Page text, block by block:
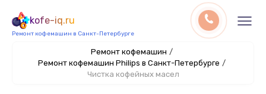
kofe-iq.ru
Ремонт кофемашин в Санкт-Петербурге
Ремонт кофемашин /
Ремонт кофемашин Philips в Санкт-Петербурге /
Чистка кофейных масел